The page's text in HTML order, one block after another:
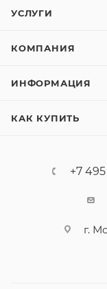
УСЛУГИ
КОМПАНИЯ
ИНФОРМАЦИЯ
КАК КУПИТЬ
+7
г.